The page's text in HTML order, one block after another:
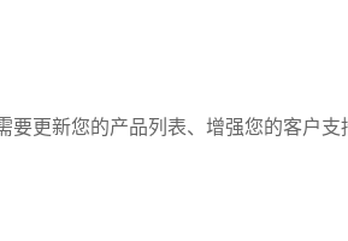
更新您的产品列表、增强您的客户支